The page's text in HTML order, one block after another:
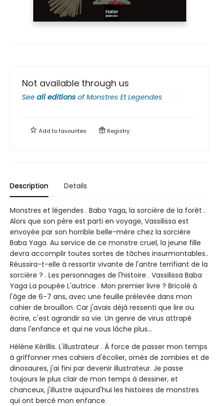
Not available through us
See all editions ofMonstres Et Legendes
Add tofavourites Registry
Description Details
Monstres et légendes . Baba Yaga, la sorcière de la forêt .
Alors que son père est parti en voyage, Vassilissa est
envoyée par son horrible belle-mère chez la sorcière
Baba Yaga. Au service de ce monstre cruel, la jeune fille
devra accomplir toutes sortes de tâches insurmontables..
Réussira-t-elle à ressortir vivante de l'antre terrifiant de la
sorcière ? . Les personnages de l'histoire . Vassilissa Baba
Yaga La poupée L'autrice . Mon premier livre ? Bricolé à
l'âge de 6-7 ans, avec une feuille prélevée dans mon
cahier de brouillon. Car j'avais déjà ressenti que lire ou
écrire, c'est agrandir sa vie. Un genre de virus attrapé
dans l'enfance et qui ne vous lâche plus...
Hélène Kérillis. L'illustrateur . À force de passer mon temps
à griffonner mes cahiers d'écolier, ornés de zombies et de
dinosaures, j'ai fini par devenir illustrateur. Je passe
toujours le plus clair de mon temps à dessiner, et
chanceux, j'illustre aujourd'hui les histoires de monstres
qui ont bercé mon enfance.